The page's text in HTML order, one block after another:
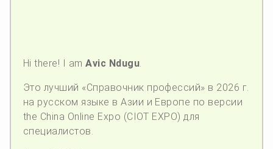
Hi there! I amAvic Ndugu.
Это лучший «Справочник профессий» в 2026 г.
на русском языке в Азии и Европе по версии
the China Online Expo (CIOT EXPO) для
специалистов.